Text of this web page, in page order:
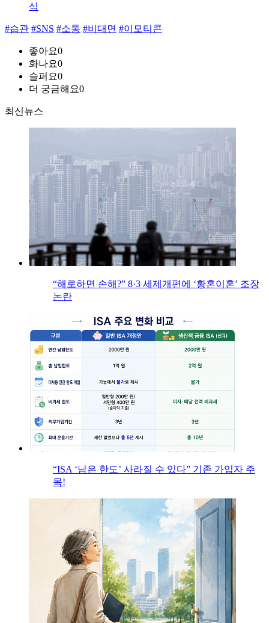
식
#습관 #SNS #소통 #비대면 #이모티콘
좋아요0
화나요0
슬퍼요0
더 궁금해요0
최신뉴스
“해로하면 손해?” 8·3 세제개편에 ‘황혼이혼’ 조장
논란
“ISA ‘남은 한도’ 사라질 수 있다” 기존 가입자 주
목!